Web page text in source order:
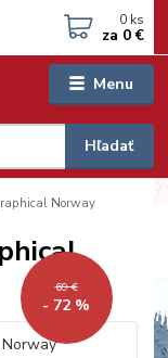
Menu
Hľadať
0 ks
za 0 €
Norway
69 €
- 72 %